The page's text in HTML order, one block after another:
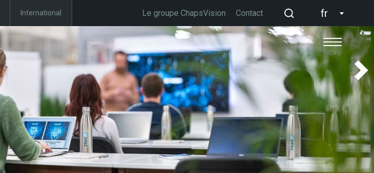
International Le groupe ChapsVision Contact fr
MENU